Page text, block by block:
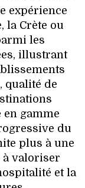
expérience
la Crète ou
les
illustrant
qualité de
en gamme
du
plus à une
à valoriser
et la